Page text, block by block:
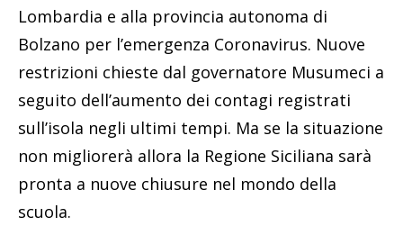
Lombardia e alla provincia autonoma di
Bolzano per l’emergenza Coronavirus. Nuove
restrizioni chieste dal governatore Musumeci a
seguito dell’aumento dei contagi registrati
sull’isola negli ultimi tempi. Ma se la situazione
non migliorerà allora la Regione Siciliana sarà
pronta a nuove chiusure nel mondo della
scuola.